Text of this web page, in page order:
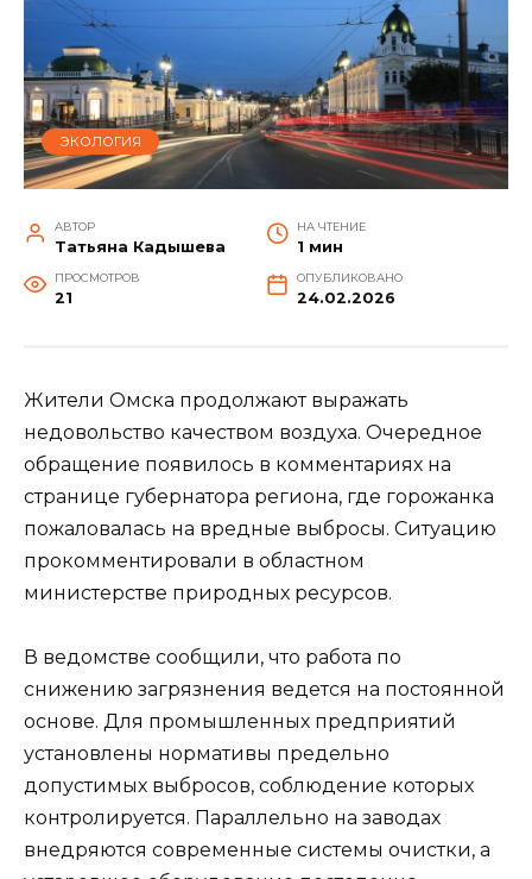
ЭКОЛОГИЯ
АВТОР
Татьяна Кадышева
НА ЧТЕНИЕ
1 мин
ПРОСМОТРОВ
21
ОПУБЛИКОВАНО
24.02.2026
Жители Омска продолжают выражать
недовольство качеством воздуха. Очередное
обращение появилось в комментариях на
странице губернатора региона, где горожанка
пожаловалась на вредные выбросы. Ситуацию
прокомментировали в областном
министерстве природных ресурсов.
В ведомстве сообщили, что работа по
снижению загрязнения ведется на постоянной
основе. Для промышленных предприятий
установлены нормативы предельно
допустимых выбросов, соблюдение которых
контролируется. Параллельно на заводах
внедряются современные системы очистки, а